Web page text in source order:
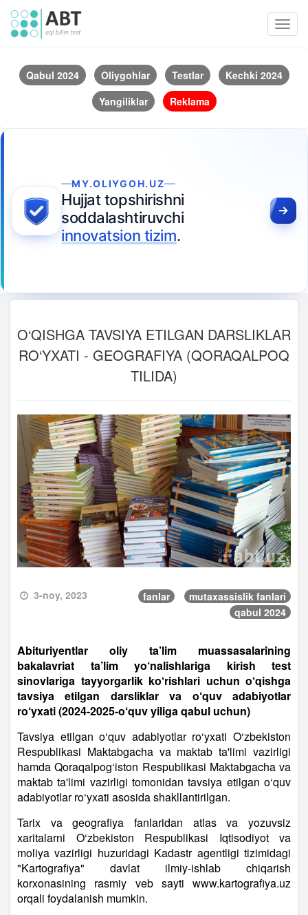
Qabul 2024 Oliygohlar Testlar
Kechki 2024
Yangiliklar
Reklama
MY.OLIYGOH.UZ
Hujjat topshirishni
soddalashtiruvchi
innovatsion tizim.
O‘QISHGA TAVSIYA ETILGAN DARSLIKLAR
RO‘YXATI - GEOGRAFIYA (QORAQALPOQ
TILIDA)
3-noy, 2023 fanlar
mutaxassislik fanlari
qabul 2024
Abituriyentlar oliy ta’lim muassasalarining
bakalavriat ta’lim yo‘nalishlariga kirish test
sinovlariga tayyorgarlik ko‘rishlari uchun o‘qishga
tavsiya etilgan darsliklar va o‘quv adabiyotlar
ro‘yxati (2024-2025-o‘quv yiliga qabul uchun)
Tavsiya etilgan o‘quv adabiyotlar ro‘yxati O‘zbekiston
Respublikasi Maktabgacha va maktab ta'limi vazirligi
hamda Qoraqalpog‘iston Respublikasi Maktabgacha va
maktab ta'limi vazirligi tomonidan tavsiya etilgan o‘quv
adabiyotlar ro‘yxati asosida shakllantirilgan.
Tarix va geografiya fanlaridan atlas va yozuvsiz
xaritalarni O‘zbekiston Respublikasi Iqtisodiyot va
moliya vazirligi huzuridagi Kadastr agentligi tizimidagi
"Kartografiya" davlat ilmiy-ishlab chiqarish
korxonasining rasmiy veb sayti www.kartografiya.uz
orqali foydalanish mumkin.